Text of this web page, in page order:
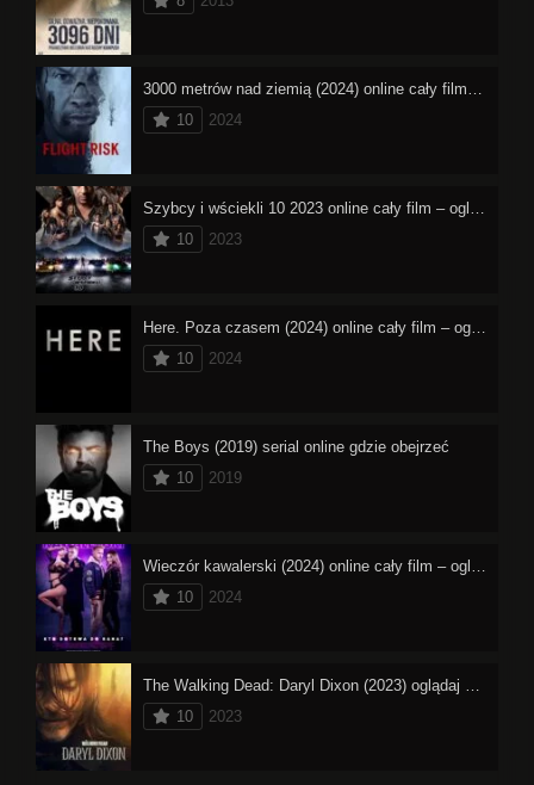
3000 metrów nad ziemią (2024) online cały film – oglądaj
10
2024
Szybcy i wściekli 10 2023 online cały film – oglądaj
10
2023
Here. Poza czasem (2024) online cały film – oglądaj
10
2024
The Boys (2019) serial online gdzie obejrzeć
10
2019
Wieczór kawalerski (2024) online cały film – oglądaj
10
2024
The Walking Dead: Daryl Dixon (2023) oglądaj online
10
2023